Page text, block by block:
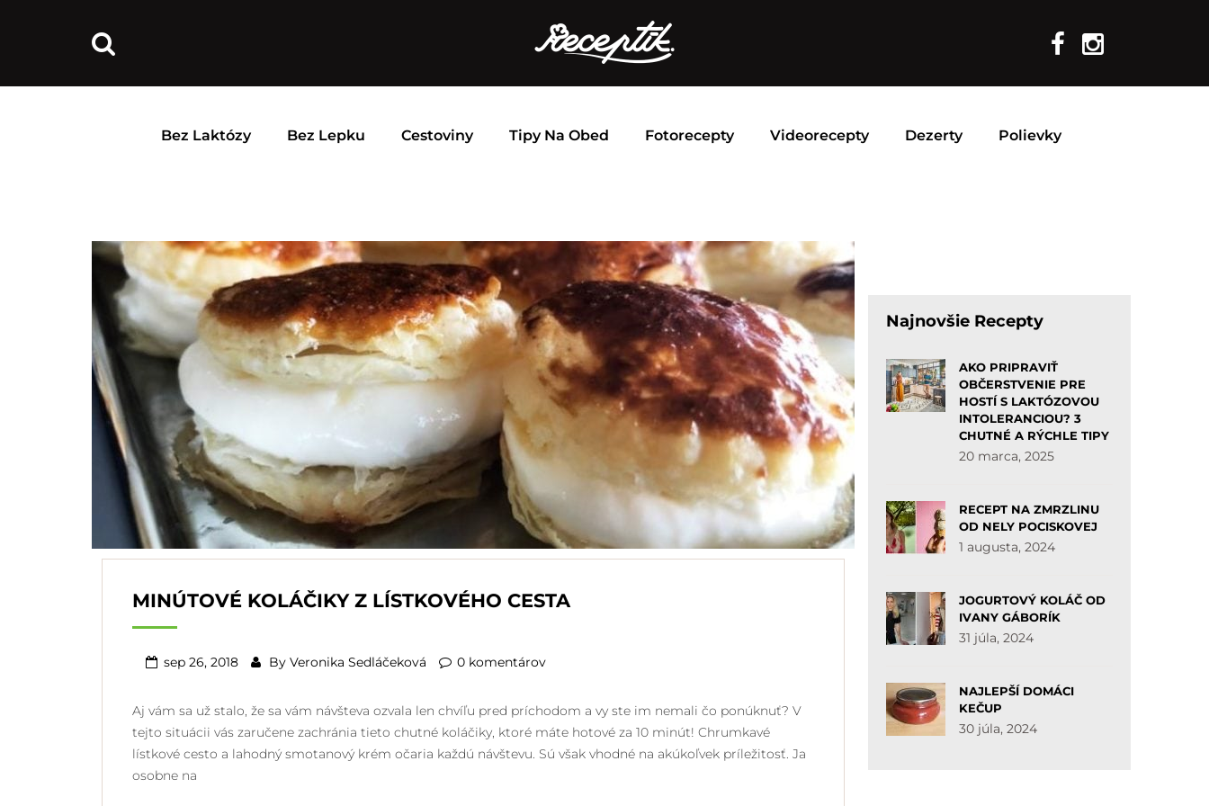
Bez Laktózy Bez Lepku Cestoviny Tipy Na Obed Fotorecepty Videorecepty Dezerty Polievky
MINÚTOVÉ KOLÁČIKY Z LÍSTKOVÉHO CESTA
sep 26, 2018 By Veronika Sedláčeková 0 komentárov
Aj vám sa už stalo, že sa vám návšteva ozvala len chvíľu pred príchodom a vy ste im nemali čo ponúknuť? V
tejto situácii vás zaručene zachránia tieto chutné koláčiky, ktoré máte hotové za 10 minút! Chrumkavé
lístkové cesto a lahodný smotanový krém očaria každú návštevu. Sú však vhodné na akúkoľvek príležitosť. Ja
osobne na
Najnovšie Recepty
AKO PRIPRAVIŤ
OBČERSTVENIE PRE
HOSTÍ S LAKTÓZOVOU
INTOLERANCIOU? 3
CHUTNÉ A RÝCHLE TIPY
20 marca, 2025
RECEPT NA ZMRZLINU
OD NELY POCISKOVEJ
1 augusta, 2024
JOGURTOVÝ KOLÁČ OD
IVANY GÁBORÍK
31 júla, 2024
NAJLEPŠÍ DOMÁCI
KEČUP
30 júla, 2024